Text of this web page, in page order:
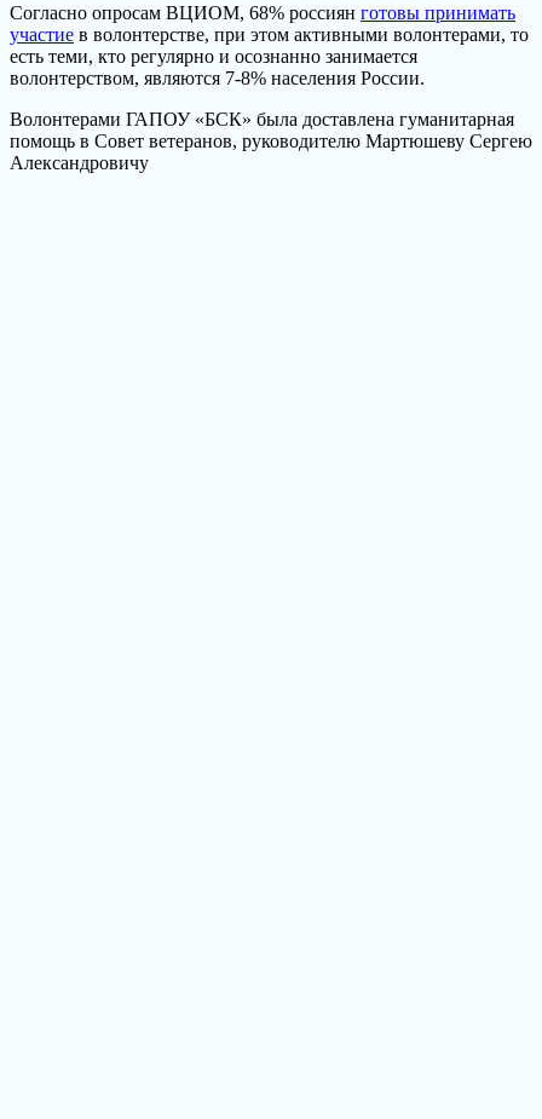
Согласно опросам ВЦИОМ, 68% россиян готовы принимать
участие в волонтерстве, при этом активными волонтерами, то
есть теми, кто регулярно и осознанно занимается
волонтерством, являются 7-8% населения России.
Волонтерами ГАПОУ «БСК» была доставлена гуманитарная
помощь в Совет ветеранов, руководителю Мартюшеву Сергею
Александровичу